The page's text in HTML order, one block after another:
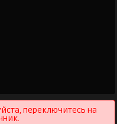
переключитесь на